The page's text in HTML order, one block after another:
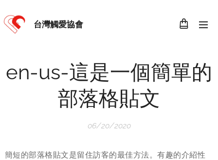
台灣觸愛協會
en-us-這是一個簡單的
部落格貼文
06/20/2020
簡短的部落格貼文是留住訪客的最佳方法。有趣的介紹性